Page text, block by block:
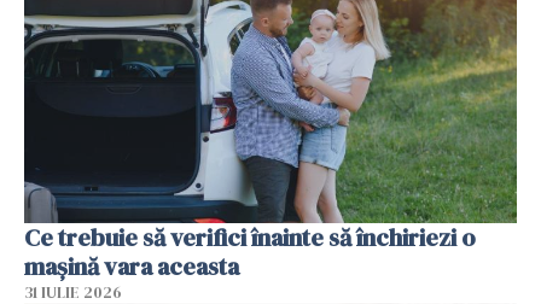
Ce trebuie să verifici înainte să închiriezi o
mașină vara aceasta
31 IULIE 2026